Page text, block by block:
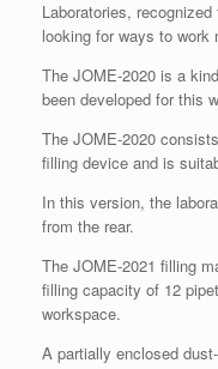
Laboratories,
looking for ways to work
The JOME-2020 is a
been developed for this
The JOME-2020
filling device and is
In this version, the
from the rear.
The JOME-2021 filling
filling capacity of 12
workspace.
A partially enclosed